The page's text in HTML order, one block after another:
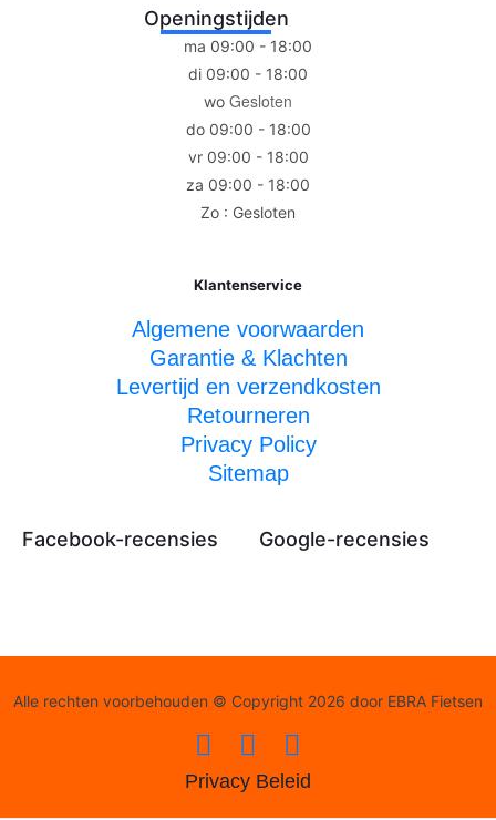
Openingstijden
ma 09:00 - 18:00
di 09:00 - 18:00
wo Gesloten
do 09:00 - 18:00
vr 09:00 - 18:00
za 09:00 - 18:00
Zo : Gesloten
Klantenservice
Algemene voorwaarden
Garantie & Klachten
Levertijd en verzendkosten
Retourneren
Privacy Policy
Sitemap
Facebook-recensies Google-recensies
Alle rechten voorbehouden © Copyright 2026 door EBRA Fietsen
Privacy Beleid